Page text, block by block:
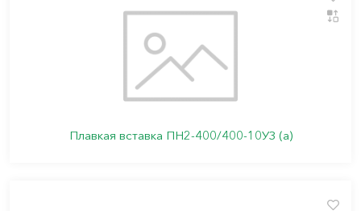
Плавкая вставка ПН2-400/400-10УЗ (а)